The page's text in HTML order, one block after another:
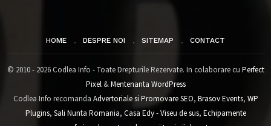
HOME DESPRE NOI SITEMAP CONTACT
© 2010 - 2026 Codlea Info - Toate Drepturile Rezervate. In colaborare cu Perfect
Pixel&Mentenanta WordPress
Codlea Info recomanda Advertoriale si Promovare SEO, Brasov Events, WP
Plugins, Sali Nunta Romania, Casa Edy - Viseu de sus, Echipamente